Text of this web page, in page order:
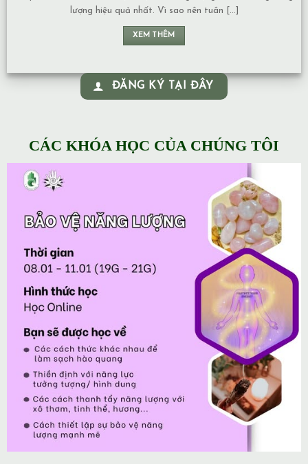
lượng hiệu quả nhất. Vì sao nên tuân [...]
XEM THÊM
ĐĂNG KÝ TẠI ĐÂY
CÁC KHÓA HỌC CỦA CHÚNG TÔI